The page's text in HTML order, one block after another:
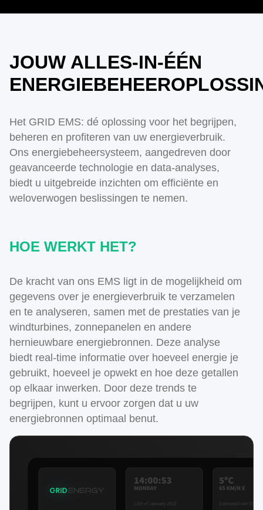
JOUW ALLES-IN-ÉÉN
Het GRID EMS: dé oplossing voor het begrijpen,
beheren en profiteren van uw energieverbruik.
Ons energiebeheersysteem, aangedreven door
geavanceerde technologie en data-analyses,
biedt u uitgebreide inzichten om efficiënte en
weloverwogen beslissingen te nemen.
HOE WERKT HET?
De kracht van ons EMS ligt in de mogelijkheid om
gegevens over je energieverbruik te verzamelen
en te analyseren, samen met de prestaties van je
windturbines, zonnepanelen en andere
hernieuwbare energiebronnen. Deze analyse
biedt real-time informatie over hoeveel energie je
gebruikt, hoeveel je opwekt en hoe deze getallen
op elkaar inwerken. Door deze trends te
begrijpen, kunt u ervoor zorgen dat u uw
energiebronnen optimaal benut.